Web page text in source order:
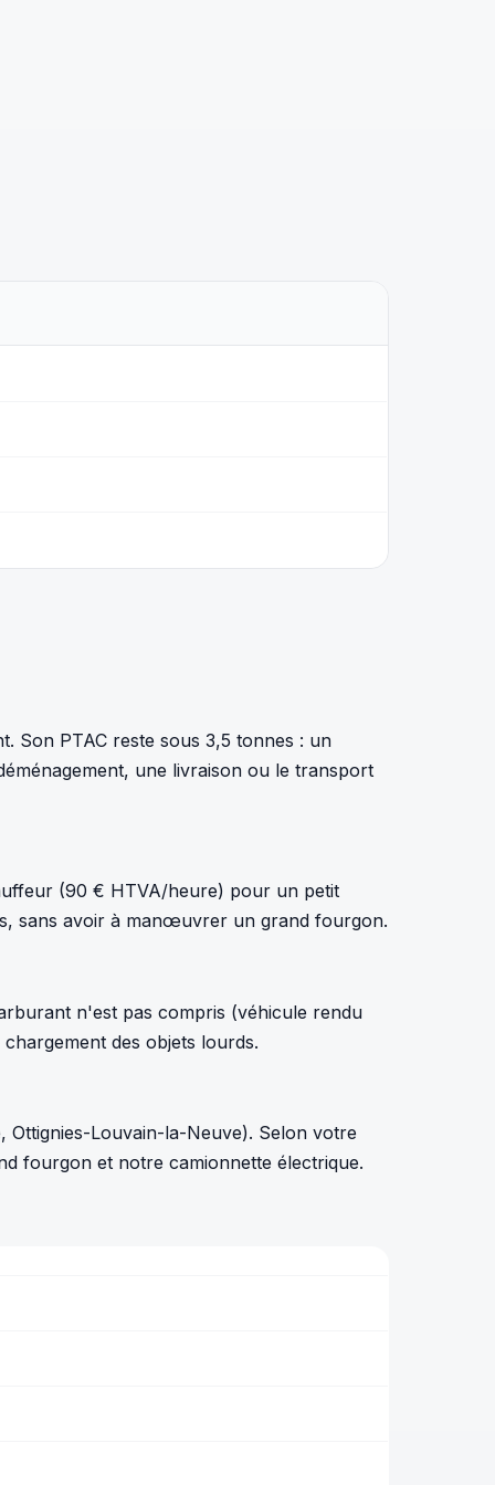
Son PTAC reste sous 3,5 tonnes : un
une livraison ou le transport
(90 € HTVA/heure) pour un petit
sans avoir à manœuvrer un grand fourgon.
n'est pas compris (véhicule rendu
des objets lourds.
Louvain-la-Neuve). Selon votre
fourgon et notre camionnette électrique.